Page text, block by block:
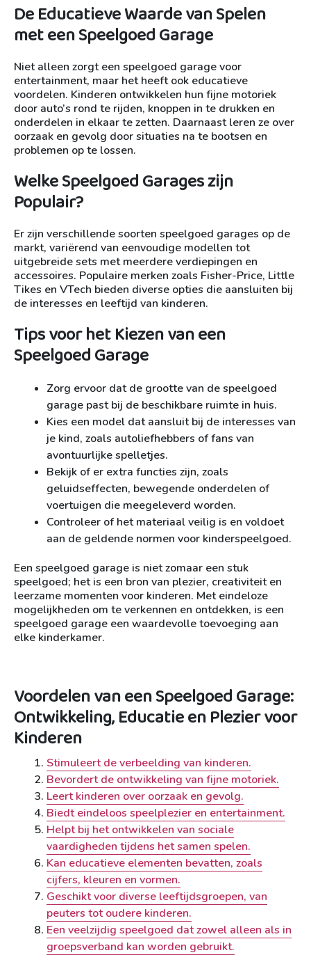
De Educatieve Waarde van Spelen
met een Speelgoed Garage
Niet alleen zorgt een speelgoed garage voor
entertainment, maar het heeft ook educatieve
voordelen. Kinderen ontwikkelen hun fijne motoriek
door auto’s rond te rijden, knoppen in te drukken en
onderdelen in elkaar te zetten. Daarnaast leren ze over
oorzaak en gevolg door situaties na te bootsen en
problemen op te lossen.
Welke Speelgoed Garages zijn
Populair?
Er zijn verschillende soorten speelgoed garages op de
markt, variërend van eenvoudige modellen tot
uitgebreide sets met meerdere verdiepingen en
accessoires. Populaire merken zoals Fisher-Price, Little
Tikes en VTech bieden diverse opties die aansluiten bij
de interesses en leeftijd van kinderen.
Tips voor het Kiezen van een
Speelgoed Garage
Zorg ervoor dat de grootte van de speelgoed
garage past bij de beschikbare ruimte in huis.
Kies een model dat aansluit bij de interesses van
je kind, zoals autoliefhebbers of fans van
avontuurlijke spelletjes.
Bekijk of er extra functies zijn, zoals
geluidseffecten, bewegende onderdelen of
voertuigen die meegeleverd worden.
Controleer of het materiaal veilig is en voldoet
aan de geldende normen voor kinderspeelgoed.
Een speelgoed garage is niet zomaar een stuk
speelgoed; het is een bron van plezier, creativiteit en
leerzame momenten voor kinderen. Met eindeloze
mogelijkheden om te verkennen en ontdekken, is een
speelgoed garage een waardevolle toevoeging aan
elke kinderkamer.
Voordelen van een Speelgoed Garage:
Ontwikkeling, Educatie en Plezier voor
Kinderen
Stimuleert de verbeelding van kinderen.
Bevordert de ontwikkeling van fijne motoriek.
Leert kinderen over oorzaak en gevolg.
Biedt eindeloos speelplezier en entertainment.
Helpt bij het ontwikkelen van sociale
vaardigheden tijdens het samen spelen.
Kan educatieve elementen bevatten, zoals
cijfers, kleuren en vormen.
Geschikt voor diverse leeftijdsgroepen, van
peuters tot oudere kinderen.
Een veelzijdig speelgoed dat zowel alleen als in
groepsverband kan worden gebruikt.